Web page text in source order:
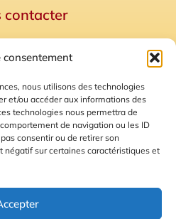
consentement
nous utilisons des technologies
et/ou accéder aux informations des
technologies nous permettra de
de navigation ou les ID
consentir ou de retirer son
sur certaines caractéristiques et
contacter
Plan du site
des Cookies